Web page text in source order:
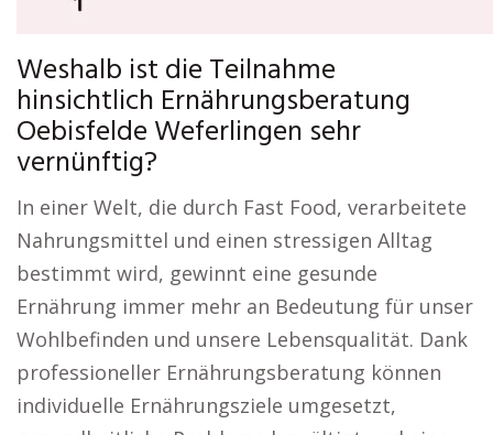
Weshalb ist die Teilnahme
hinsichtlich Ernährungsberatung
Oebisfelde Weferlingen sehr
vernünftig?
In einer Welt, die durch Fast Food, verarbeitete
Nahrungsmittel und einen stressigen Alltag
bestimmt wird, gewinnt eine gesunde
Ernährung immer mehr an Bedeutung für unser
Wohlbefinden und unsere Lebensqualität. Dank
professioneller Ernährungsberatung können
individuelle Ernährungsziele umgesetzt,